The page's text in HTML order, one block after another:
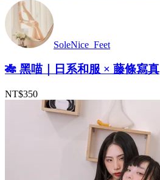
SoleNice_Feet
🎋 黑喵｜日系和服 × 藤條寫真
NT$350